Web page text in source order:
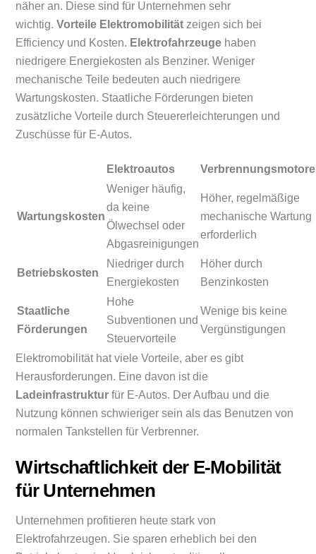
näher an. Diese sind für Unternehmen sehr
wichtig.Vorteile Elektromobilität zeigen sich bei
Efficiency und Kosten. Elektrofahrzeuge haben
niedrigere Energiekosten als Benziner. Weniger
mechanische Teile bedeuten auch niedrigere
Wartungskosten. Staatliche Förderungen bieten
zusätzliche Vorteile durch Steuererleichterungen und
Zuschüsse für E-Autos.
Elektroautos
Wartungskosten
Weniger häufig,
da keine
Ölwechsel oder
Abgasreinigungen
Höher, regelmäßige
mechanische Wartung
erforderlich
Betriebskosten
Niedriger durch
Energiekosten
Höher durch
Benzinkosten
Staatliche
Förderungen
Hohe
Subventionen und
Steuervorteile
Wenige bis keine
Vergünstigungen
Elektromobilität hat viele Vorteile, aber es gibt
Herausforderungen. Eine davon ist die
Ladeinfrastruktur für E-Autos. Der Aufbau und die
Nutzung können schwieriger sein als das Benutzen von
normalen Tankstellen für Verbrenner.
Wirtschaftlichkeit der E-Mobilität
für Unternehmen
Unternehmen profitieren heute stark von
Elektrofahrzeugen. Sie sparen erheblich bei den